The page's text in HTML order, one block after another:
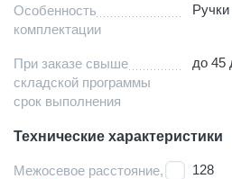
Особенность
комплектации
При заказе свыше
складской программы
срок выполнения
до 45
Технические характеристики
Межосевое расстояние,
128